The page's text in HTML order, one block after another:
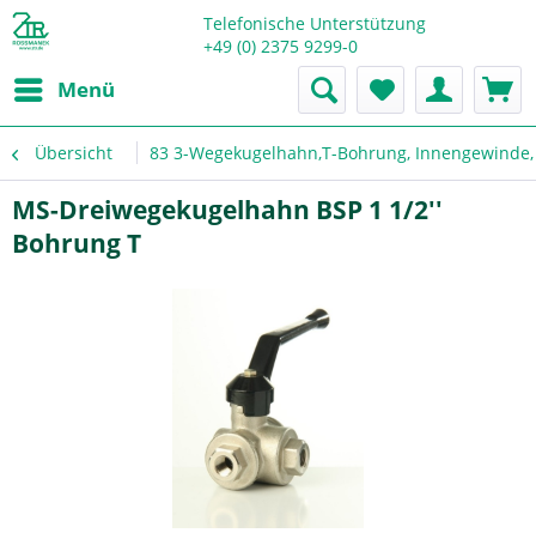
Telefonische Unterstützung
+49 (0) 2375 9299-0
Menü
Übersicht 83 3-Wegekugelhahn,T-Bohrung,
MS-Dreiwegekugelhahn BSP 1 1/2''
Bohrung T